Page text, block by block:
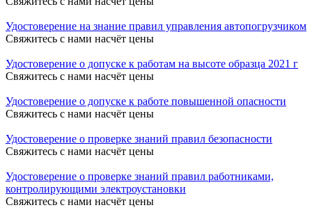
Удостоверение на знание правил управления автопогрузчиком
Свяжитесь с нами насчёт цены
Удостоверение о допуске к работам на высоте образца 2021 г
Свяжитесь с нами насчёт цены
Удостоверение о допуске к работе повышенной опасности
Свяжитесь с нами насчёт цены
Удостоверение о проверке знаний правил безопасности
Свяжитесь с нами насчёт цены
Удостоверение о проверке знаний правил работниками,
контролирующими электроустановки
Свяжитесь с нами насчёт цены